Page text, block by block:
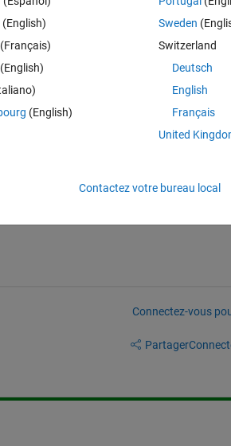
of two options:
Connectez-vous
Partager
(English)
(Français)
(English)
(English)
Sweden
Switzerland
Deutsch
English
Français
United
Contactez votre bureau local